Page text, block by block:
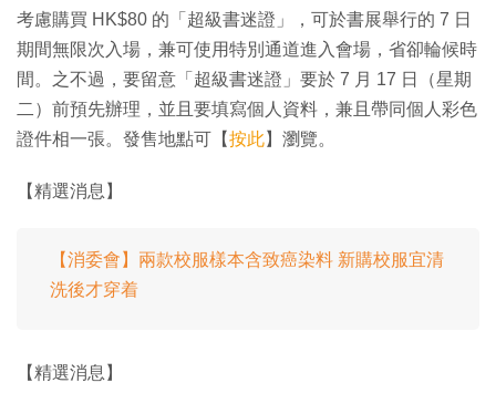
考慮購買 HK$80 的「超級書迷證」，可於書展舉行的 7 日
期間無限次入場，兼可使用特別通道進入會場，省卻輪候時
間。之不過，要留意「超級書迷證」要於 7 月 17 日（星期
二）前預先辦理，並且要填寫個人資料，兼且帶同個人彩色
證件相一張。發售地點可【按此】瀏覽。
【精選消息】
【消委會】兩款校服樣本含致癌染料 新購校服宜清
洗後才穿着
【精選消息】